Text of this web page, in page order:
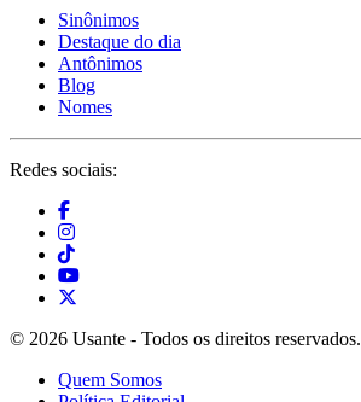
Sinônimos
Destaque do dia
Antônimos
Blog
Nomes
Redes sociais:
© 2026 Usante - Todos os direitos reservados.
Quem Somos